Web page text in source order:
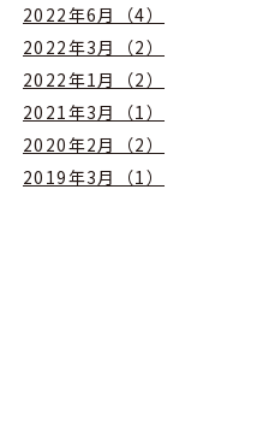
2022年6月（4）
2022年3月（2）
2022年1月（2）
2021年3月（1）
2020年2月（2）
2019年3月（1）